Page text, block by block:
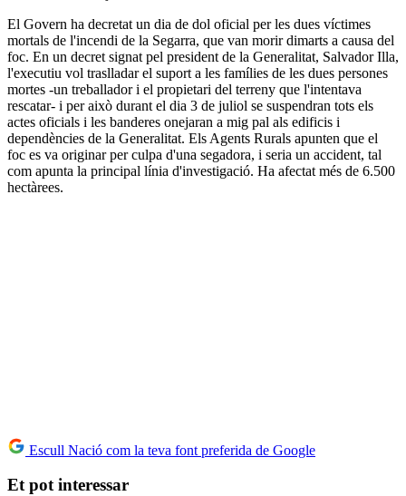
El Govern ha decretat un dia de dol oficial per les dues víctimes
mortals de l'incendi de la Segarra, que van morir dimarts a causa del
foc. En un decret signat pel president de la Generalitat, Salvador Illa,
l'executiu vol traslladar el suport a les famílies de les dues persones
mortes -un treballador i el propietari del terreny que l'intentava
rescatar- i per això durant el dia 3 de juliol se suspendran tots els
actes oficials i les banderes onejaran a mig pal als edificis i
dependències de la Generalitat. Els Agents Rurals apunten que el
foc es va originar per culpa d'una segadora, i seria un accident, tal
com apunta la principal línia d'investigació. Ha afectat més de 6.500
hectàrees.
Escull Nació com la teva font preferida de Google
Et pot interessar